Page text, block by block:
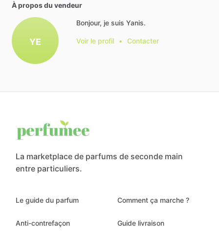
À propos du vendeur
YE
Bonjour, je suis Yanis.
Voir le profil • Contacter
La marketplace de parfums de seconde main
entre particuliers.
Le guide du parfum
Anti-contrefaçon
Comment ça marche ?
Guide livraison